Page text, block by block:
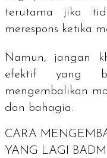
terutama jika
merespons ketika
Namun, jangan
efektif yang
mengembalikan
dan bahagia.
CARA
YANG LAGI